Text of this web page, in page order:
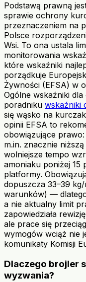
Podstawą prawną
sprawie ochrony
przeznaczeniem na
Polsce
Wsi. To ona ustala
monitorowania
które wskaźniki
porządkuje
Żywności (EFSA) w
Ogólne wskaźniki
poradniku wskaźniki
się wąsko na
opinii EFSA to
obowiązujące
m.in. znacznie
wolniejsze tempo
amoniaku poniżej 15
platformy.
dopuszcza 33–39
warunków) —
a nie aktualny limit
zapowiedziała
ale prace się
wymogów wciąż nie
komunikaty Komisji
Dlaczego brojler
wyzwania?